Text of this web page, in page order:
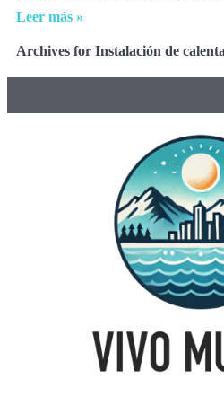
Leer más »
Archives for Instalación de